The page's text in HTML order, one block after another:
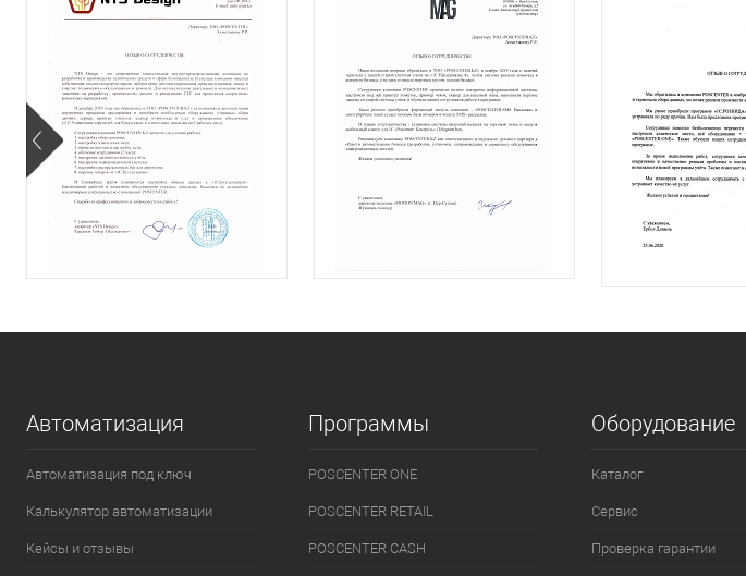
Автоматизация
Автоматизация под ключ
Калькулятор автоматизации
Кейсы и отзывы
Программы
POSCENTER ONE
POSCENTER RETAIL
POSCENTER CASH
Оборудование
Каталог
Сервис
Проверка гарантии